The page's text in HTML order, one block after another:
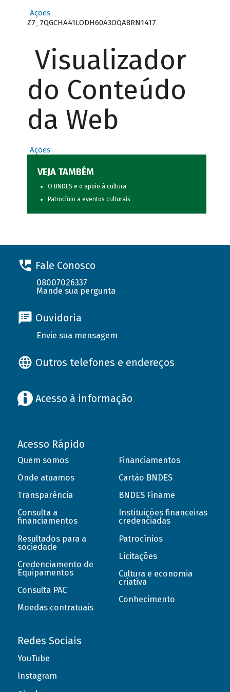
Ações
Z7_7QGCHA41LODH60A3OQA8RN1417
Visualizador
do Conteúdo
da Web
Ações
VEJA TAMBÉM
O BNDES e o apoio à cultura
Patrocínio a eventos culturais
Fale Conosco
08007026337
Mande sua pergunta
Ouvidoria
Envie sua mensagem
Outros telefones e endereços
Acesso à informação
Acesso Rápido
Quem somos
Onde atuamos
Transparência
Consulta a
financiamentos
Resultados para a
sociedade
Credenciamento de
Equipamentos
Consulta PAC
Moedas contratuais
Financiamentos
Cartão BNDES
BNDES Finame
Instituições financeiras
credenciadas
Patrocínios
Licitações
Cultura e economia
criativa
Conhecimento
Redes Sociais
YouTube
Instagram